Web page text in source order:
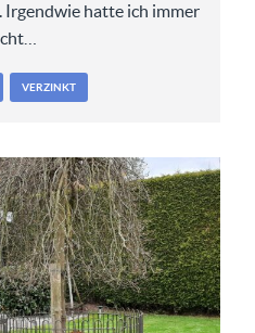
hatte ich immer
VERZINKT